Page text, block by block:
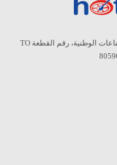
هوتباك منطقة حرة فرع دبي، مجمع الصناعات الوطنية، رقم القطعة TO